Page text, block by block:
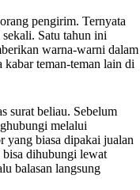
pengirim. Ternyata
sekali. Satu tahun ini
warna-warni dalam
teman-teman lain di
surat beliau. Sebelum
melalui
yang biasa dipakai jualan
bisa dihubungi lewat
balasan langsung